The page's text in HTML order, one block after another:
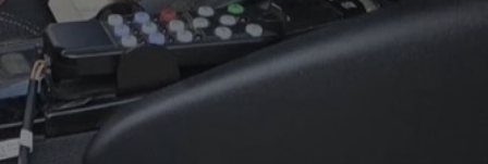
sesji.
sesji.
sesji.
Cookie-
dotyczących